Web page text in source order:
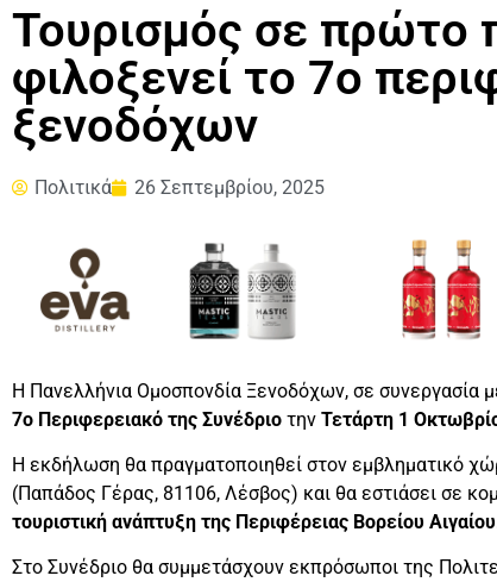
Τουρισμός σε πρώτο
φιλοξενεί το 7ο
ξενοδόχων
Πολιτικά 26 Σεπτεμβρίου, 2025
Η Πανελλήνια Ομοσπονδία Ξενοδόχων, σε συνεργασία
7ο Περιφερειακό της Συνέδριο την Τετάρτη 1
Η εκδήλωση θα πραγματοποιηθεί στον εμβληματικό
(Παπάδος Γέρας, 81106, Λέσβος) και θα εστιάσει σε
τουριστική ανάπτυξη της Περιφέρειας Βορείου Αιγαίου
Στο Συνέδριο θα συμμετάσχουν εκπρόσωποι της